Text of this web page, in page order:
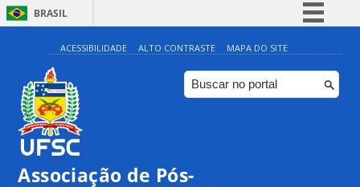
BRASIL
Simplifique!
Comunica BR
Participe
ACESSIBILIDADE ALTO CONTRASTE MAPA DO SITE
Associação de Pós-